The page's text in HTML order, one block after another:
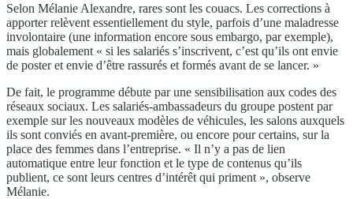
Selon Mélanie Alexandre, rares sont les couacs. Les corrections à
apporter relèvent essentiellement du style, parfois d’une maladresse
involontaire (une information encore sous embargo, par exemple),
mais globalement « si les salariés s’inscrivent, c’est qu’ils ont envie
de poster et envie d’être rassurés et formés avant de se lancer. »
De fait, le programme débute par une sensibilisation aux codes des
réseaux sociaux. Les salariés-ambassadeurs du groupe postent par
exemple sur les nouveaux modèles de véhicules, les salons auxquels
ils sont conviés en avant-première, ou encore pour certains, sur la
place des femmes dans l’entreprise. « Il n’y a pas de lien
automatique entre leur fonction et le type de contenus qu’ils
publient, ce sont leurs centres d’intérêt qui priment », observe
Mélanie.